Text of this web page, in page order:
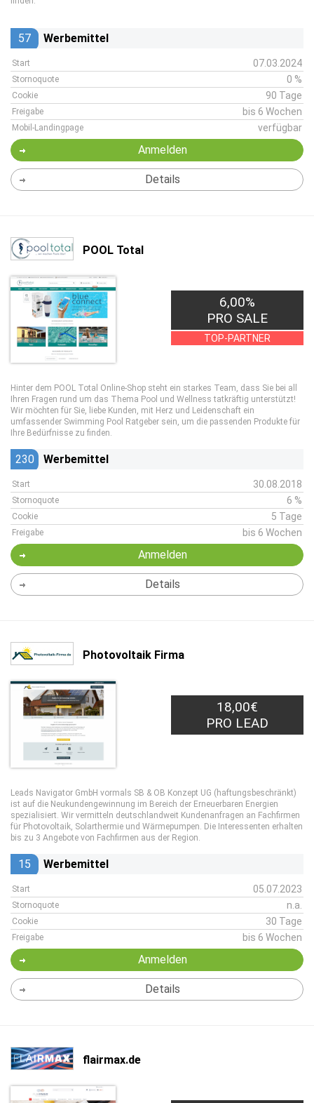
57 Werbemittel
Start 07.03.2024
Stornoquote 0 %
Cookie 90 Tage
Freigabe bis 6 Wochen
Mobil-Landingpage verfügbar
Anmelden
Details
POOL Total
6,00%
PRO SALE
TOP-PARTNER
Hinter dem POOL Total Online-Shop steht ein starkes Team, dass Sie bei all
Ihren Fragen rund um das Thema Pool und Wellness tatkräftig unterstützt!
Wir möchten für Sie, liebe Kunden, mit Herz und Leidenschaft ein
umfassender Swimming Pool Ratgeber sein, um die passenden Produkte für
Ihre Bedürfnisse zu finden.
230 Werbemittel
Start 30.08.2018
Stornoquote 6 %
Cookie 5 Tage
Freigabe bis 6 Wochen
Anmelden
Details
Photovoltaik Firma
18,00€
PRO LEAD
Leads Navigator GmbH vormals SB & OB Konzept UG (haftungsbeschränkt)
ist auf die Neukundengewinnung im Bereich der Erneuerbaren Energien
spezialisiert. Wir vermitteln deutschlandweit Kundenanfragen an Fachfirmen
für Photovoltaik, Solarthermie und Wärmepumpen. Die Interessenten erhalten
bis zu 3 Angebote von Fachfirmen aus der Region.
15 Werbemittel
Start 05.07.2023
Stornoquote n.a.
Cookie 30 Tage
Freigabe bis 6 Wochen
Anmelden
Details
flairmax.de